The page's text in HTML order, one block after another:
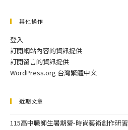
其他操作
登入
訂閱網站內容的資訊提供
訂閱留言的資訊提供
WordPress.org 台灣繁體中文
近期文章
115高中職師生暑期營-時尚藝術創作研習